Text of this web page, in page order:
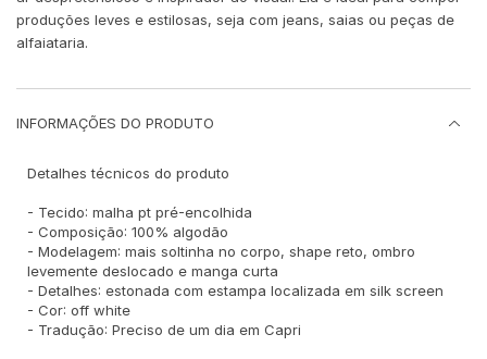
produções leves e estilosas, seja com jeans, saias ou peças de
alfaiataria.
INFORMAÇÕES DO PRODUTO
Detalhes técnicos do produto
- Tecido: malha pt pré-encolhida
- Composição: 100% algodão
- Modelagem: mais soltinha no corpo, shape reto, ombro
levemente deslocado e manga curta
- Detalhes: estonada com estampa localizada em silk screen
- Cor: off white
- Tradução: Preciso de um dia em Capri